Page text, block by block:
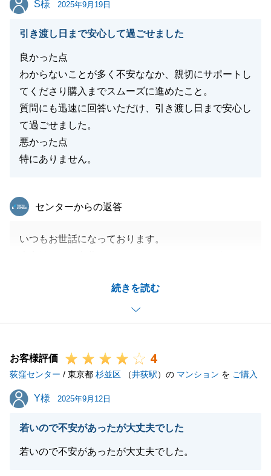
S様 2025年9月19日
引き渡し日まで安心して過ごせました
良かった点
わからないことが多く不安ななか、親切にサポートし
てくださり購入までスムーズに進めたこと。
質問にも迅速に回答いただけ、引き渡し日まで安心し
て過ごせました。
悪かった点
特にありません。
続きを読む
東急リバブル
センターからの返答
いつもお世話になっております。
今後もなにかございましたら、お気軽にご連絡くださ
引き続き、よろしくお願いいたします。
閉じる
お客様評価 4
荻窪センター / 東京都 杉並区 （井荻駅）の マンション を ご購入
Y様
Y様 2025年9月12日
若いので不安があったが大丈夫でした
若いので不安があったが大丈夫でした。